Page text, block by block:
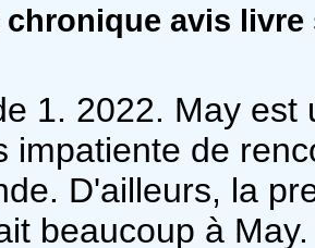
avis
1. 2022. May
impatiente de
D'ailleurs, la
beaucoup à